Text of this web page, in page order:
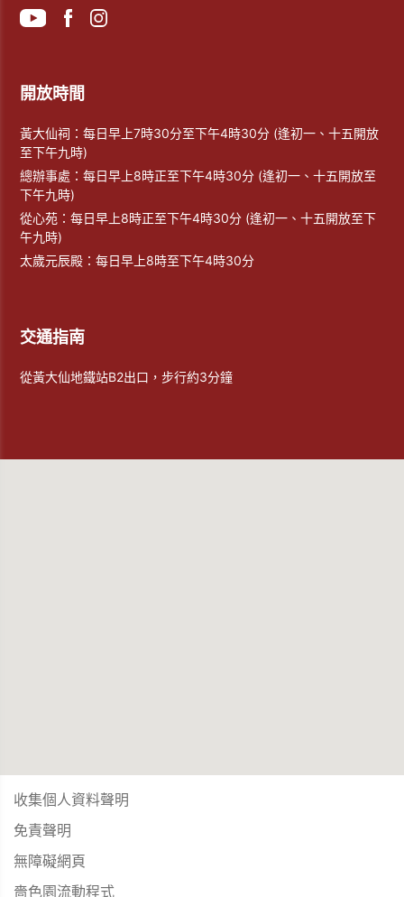
開放時間
黃大仙祠：每日早上7時30分至下午4時30分 (逢初一、十五開放
至下午九時)
總辦事處：每日早上8時正至下午4時30分 (逢初一、十五開放至
下午九時)
從心苑：每日早上8時正至下午4時30分 (逢初一、十五開放至下
午九時)
太歲元辰殿：每日早上8時至下午4時30分
交通指南
從黃大仙地鐵站B2出口，步行約3分鐘
收集個人資料聲明
免責聲明
無障礙網頁
嗇色園流動程式